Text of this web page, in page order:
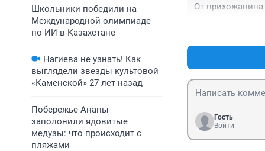
Школьники победили на
Международной олимпиаде
по ИИ в Казахстане
Нагиева не узнать! Как
выглядели звезды культовой
«Каменской» 27 лет назад
Побережье Анапы
заполонили ядовитые
медузы: что происходит с
пляжами
От
службы,как
И грехи
сана
Нам главно
отвечать за
Т.к священник
Гость
Войти